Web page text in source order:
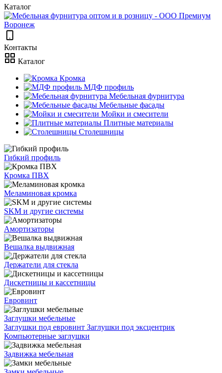
Каталог
Контакты
Каталог
Кромка
МДФ профиль
Мебельная фурнитура
Мебельные фасады
Мойки и смесители
Плитные материалы
Столешницы
Гибкий профиль
Кромка ПВХ
Меламиновая кромка
SKM и другие системы
Амортизаторы
Вешалка выдвижная
Держатели для стекла
Дискетницы и кассетницы
Евровинт
Заглушки мебельные
Заглушки под евровинт Заглушки под эксцентрик
Компьютерные заглушки
Задвижка мебельная